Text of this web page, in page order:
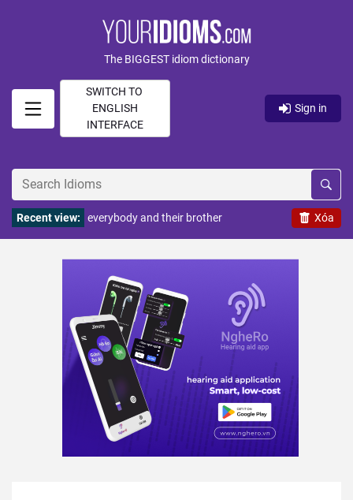
The BIGGEST idiom dictionary
SWITCH TO
ENGLISH
INTERFACE
Sign in
Xóa
Recent view: everybody and their brother